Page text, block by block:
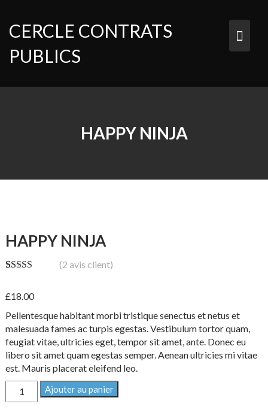
content
CERCLE CONTRATS
PUBLICS
HAPPY NINJA
HAPPY NINJA
notations
(2 avis client)
£18.00
Pellentesque habitant morbi tristique senectus et netus et
malesuada fames ac turpis egestas. Vestibulum tortor quam,
feugiat vitae, ultricies eget, tempor sit amet, ante. Donec eu
libero sit amet quam egestas semper. Aenean ultricies mi vitae
est. Mauris placerat eleifend leo.
quantité
de
Ajouter au panier